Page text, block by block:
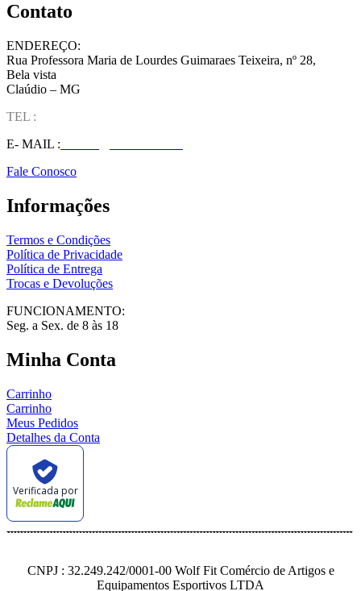
Contato
ENDEREÇO:
Rua Professora Maria de Lourdes Guimaraes Teixeira, nº 28,
Bela vista
Claúdio – MG
TEL :
E- MAIL :
Fale Conosco
Informações
Termos e Condições
Política de Privacidade
Política de Entrega
Trocas e Devoluções
FUNCIONAMENTO:
Seg. a Sex. de 8 às 18
Minha Conta
Carrinho
Carrinho
Meus Pedidos
Detalhes da Conta
Verificada por
CNPJ : 32.249.242/0001-00 Wolf Fit Comércio de Artigos e
Equipamentos Esportivos LTDA